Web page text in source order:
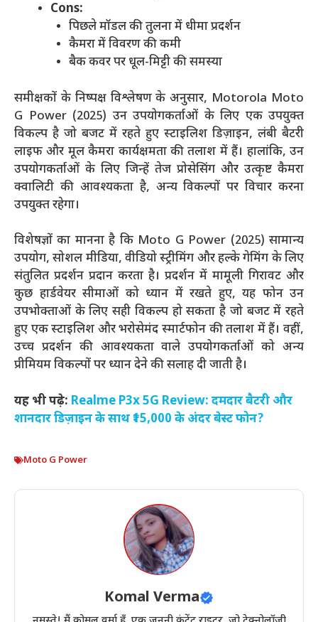
Cons:
पिछले मॉडल की तुलना में धीमा प्रदर्शन
कैमरा में विवरण की कमी
बैक कवर पर धूल-मिट्टी की समस्या
समीक्षकों के निष्पक्ष विश्लेषण के अनुसार, Motorola Moto
G Power (2025) उन उपयोगकर्ताओं के लिए एक उपयुक्त
विकल्प है जो बजट में रहते हुए स्टाइलिश डिज़ाइन, लंबी बैटरी
लाइफ और मूल कैमरा कार्यक्षमता की तलाश में हैं। हालांकि, उन
उपयोगकर्ताओं के लिए जिन्हें तेज प्रोसेसिंग और उत्कृष्ट कैमरा
क्वालिटी की आवश्यकता है, अन्य विकल्पों पर विचार करना
उपयुक्त रहेगा।
विशेषज्ञों का मानना है कि Moto G Power (2025) सामान्य
उपयोग, सोशल मीडिया, वीडियो स्ट्रीमिंग और हल्के गेमिंग के लिए
संतुलित प्रदर्शन प्रदान करता है। प्रदर्शन में मामूली गिरावट और
कुछ हार्डवेयर सीमाओं को ध्यान में रखते हुए, यह फोन उन
उपभोक्ताओं के लिए सही विकल्प हो सकता है जो बजट में रहते
हुए एक स्टाइलिश और भरोसेमंद स्मार्टफोन की तलाश में हैं। वहीं,
उच्च प्रदर्शन की आवश्यकता वाले उपयोगकर्ताओं को अन्य
प्रीमियम विकल्पों पर ध्यान देने की सलाह दी जाती है।
यह भी पढ़े: Realme P3x 5G Review: दमदार बैटरी और
शानदार डिज़ाइन के साथ ₹15,000 के अंदर बेस्ट फोन?
Moto G Power
Komal Verma